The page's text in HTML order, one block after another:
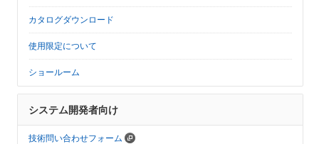
カタログダウンロード
使用限定について
ショールーム
システム開発者向け
技術問い合わせフォーム